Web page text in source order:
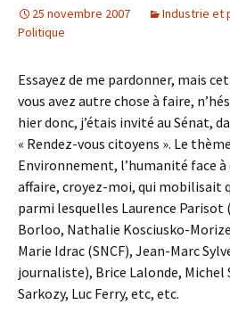
25 novembre 2007 Industrie et
Politique
Essayez de me pardonner, mais
vous avez autre chose à faire,
hier donc, j’étais invité au Sénat,
« Rendez-vous citoyens ». Le
Environnement, l’humanité face
affaire, croyez-moi, qui mobilisait
parmi lesquelles Laurence Parisot
Borloo, Nathalie Kosciusko-
Marie Idrac (SNCF), Jean-Marc
journaliste), Brice Lalonde, Michel
Sarkozy, Luc Ferry, etc, etc.